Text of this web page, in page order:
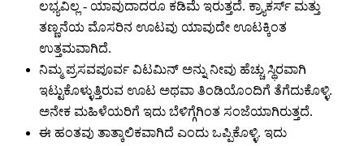
ಲಭ್ಯವಿಲ್ಲ - ಯಾವುದಾದರೂ ಕಡಿಮೆ ಇರುತ್ತದೆ. ಕ್ರ್ಯಾಕರ್ಸ್ ಮತ್ತು
ತಣ್ಣನೆಯ ಮೊಸರಿನ ಊಟವು ಯಾವುದೇ ಊಟಕ್ಕಿಂತ
ಉತ್ತಮವಾಗಿದೆ.
ನಿಮ್ಮ ಪ್ರಸವಪೂರ್ವ ವಿಟಮಿನ್ ಅನ್ನು ನೀವು ಹೆಚ್ಚು ಸ್ಥಿರವಾಗಿ
ಇಟ್ಟುಕೊಳ್ಳುತ್ತಿರುವ ಊಟ ಅಥವಾ ತಿಂಡಿಯೊಂದಿಗೆ ತೆಗೆದುಕೊಳ್ಳಿ.
ಅನೇಕ ಮಹಿಳೆಯರಿಗೆ ಇದು ಬೆಳಿಗ್ಗೆಗಿಂತ ಸಂಜೆಯಾಗಿರುತ್ತದೆ.
ಈ ಹಂತವು ತಾತ್ಕಾಲಿಕವಾಗಿದೆ ಎಂದು ಒಪ್ಪಿಕೊಳ್ಳಿ. ಇದು